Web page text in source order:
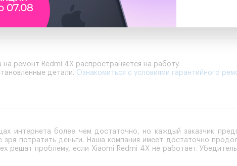
Показать весь прайс
на ремонт Redmi 4X распространяется на работу.
детали. Ознакомиться с условиями гарантийного
интернета более чем достаточно, но каждый заказчик
потратить деньги. Наша компания имеет достаточно
решат проблему, если Xiaomi Redmi 4X не работает.